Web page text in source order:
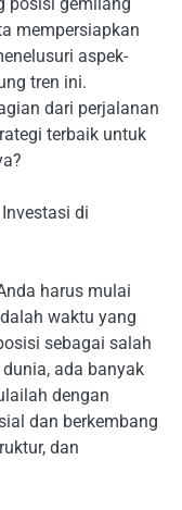
mempersiapkan
aspek-
tren ini.
dari perjalanan
terbaik untuk
di
harus mulai
waktu yang
sebagai salah
ada banyak
dengan
dan berkembang
dan